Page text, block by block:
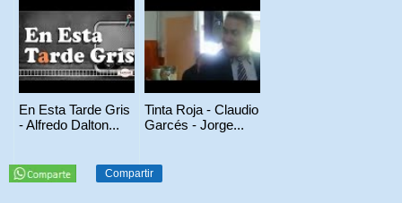
En Esta Tarde Gris
- Alfredo Dalton...
Tinta Roja - Claudio
Garcés - Jorge...
Compartir